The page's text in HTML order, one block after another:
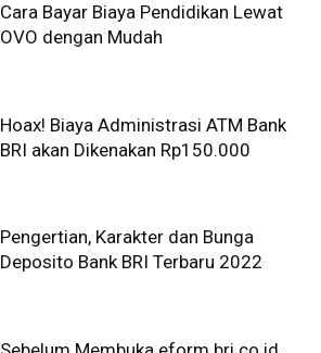
Cara Bayar Biaya Pendidikan Lewat
OVO dengan Mudah
Hoax! Biaya Administrasi ATM Bank
BRI akan Dikenakan Rp150.000
Pengertian, Karakter dan Bunga
Deposito Bank BRI Terbaru 2022